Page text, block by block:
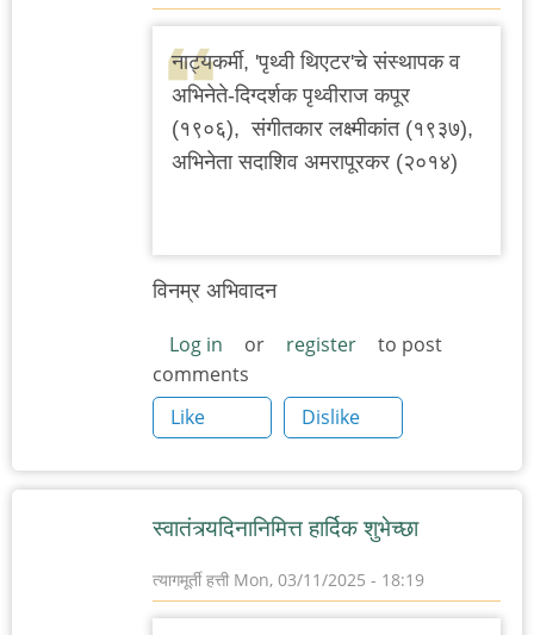
नाट्यकर्मी, 'पृथ्वी थिएटर'चे संस्थापक व
अभिनेते-दिग्दर्शक पृथ्वीराज कपूर
(१९०६), संगीतकार लक्ष्मीकांत (१९३७),
अभिनेता सदाशिव अमरापूरकर (२०१४)
विनम्र अभिवादन
Log in or register
to post
comments
Like
Dislike
स्वातंत्र्यदिनानिमित्त हार्दिक शुभेच्छा
त्यागमूर्ती हत्ती Mon, 03/11/2025 - 18:19